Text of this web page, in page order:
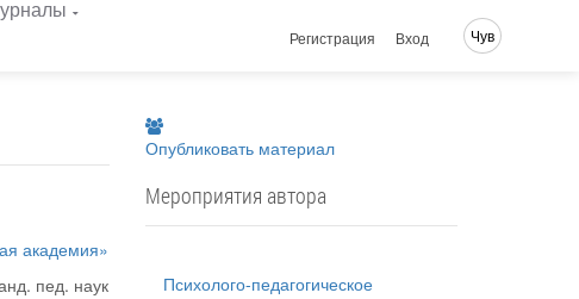
Регистрация Вход Чув
академия»
пед. наук
Опубликовать материал
Мероприятия автора
Психолого-педагогическое